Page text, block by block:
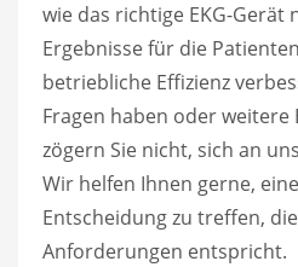
wie das richtige EKG-Gerät
Ergebnisse für die
betriebliche Effizienz
Fragen haben oder
zögern Sie nicht, sich an
Wir helfen Ihnen gerne,
Entscheidung zu treffen,
Anforderungen entspricht.